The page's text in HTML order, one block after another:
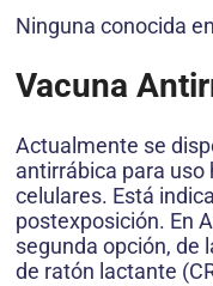
Ninguna conocida
Vacuna
Actualmente se
antirrábica para
celulares. Está
postexposición. En
segunda opción, de
de ratón lactante